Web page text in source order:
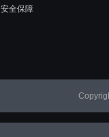
安全保障